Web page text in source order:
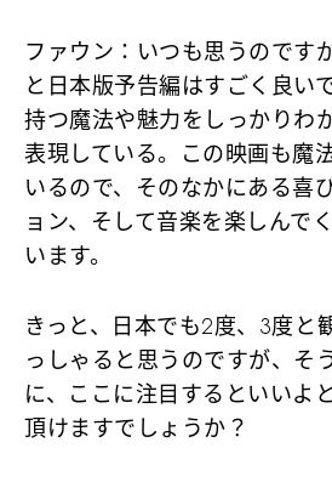
ファウン ：いつも思うのです
と日本版予告編はすごく良い
持つ魔法や魅力をしっかりわ
表現している。この映画も魔
いるので、そのなかにある喜
ョン、そして音楽を楽しんで
います。
きっと、日本でも2度、3度と
っしゃると思うのですが、そ
に、ここに注目するといいよ
頂けますでしょうか？